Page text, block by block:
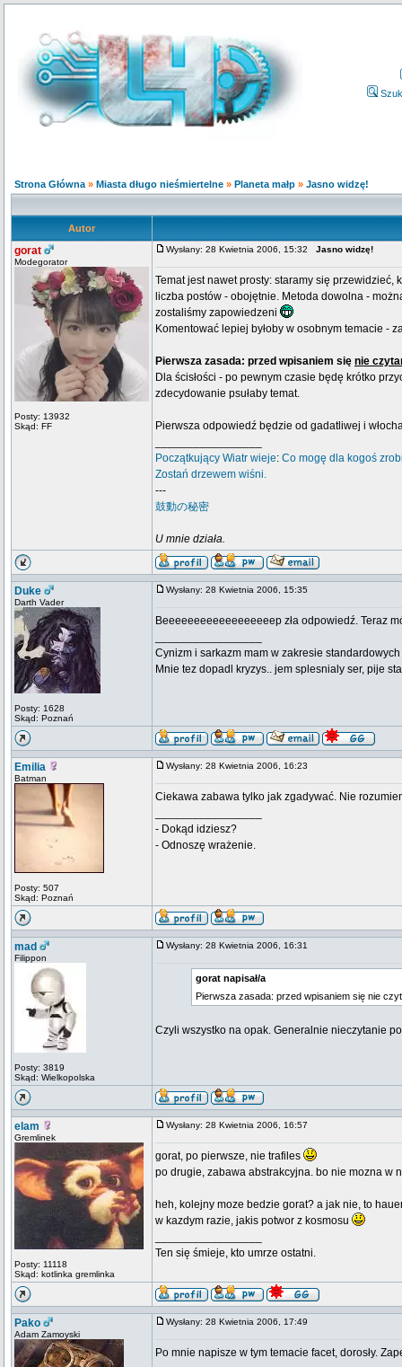
Strona Główna » Miasta długo nieśmiertelne » Planeta małp » Jasno widzę!
Autor
gorat
Modegorator
Posty: 13932
Skąd: FF
Wysłany: 28 Kwietnia 2006, 15:32 Jasno widzę!
Temat jest nawet prosty: staramy się przewidzieć,
liczba postów - obojętnie. Metoda dowolna -
zostaliśmy zapowiedzeni
Komentować lepiej byłoby w osobnym temacie -
Pierwsza zasada: przed wpisaniem się nie
Dla ścisłości - po pewnym czasie będę krótko
zdecydowanie psułaby temat.
Pierwsza odpowiedź będzie od gadatliwej i
Początkujący Wiatr wieje: Co mogę dla kogoś
Zostań drzewem wiśni.
---
鼓動の秘密
U mnie działa.
Duke
Darth Vader
Posty: 1628
Skąd: Poznań
Wysłany: 28 Kwietnia 2006, 15:35
Beeeeeeeeeeeeeeeeeep zła odpowiedź. Teraz
Cynizm i sarkazm mam w zakresie
Mnie tez dopadl kryzys.. jem splesnialy ser, pije
Emilia
Batman
Posty: 507
Skąd: Poznań
Wysłany: 28 Kwietnia 2006, 16:23
Ciekawa zabawa tylko jak zgadywać. Nie
- Dokąd idziesz?
- Odnoszę wrażenie.
mad
Filippon
Posty: 3819
Skąd: Wielkopolska
Wysłany: 28 Kwietnia 2006, 16:31
gorat napisał/a
Pierwsza zasada: przed wpisaniem się nie
Czyli wszystko na opak. Generalnie nieczytanie
elam
Gremlinek
Posty: 11118
Skąd: kotlinka gremlinka
Wysłany: 28 Kwietnia 2006, 16:57
gorat, po pierwsze, nie trafiles
po drugie, zabawa abstrakcyjna. bo nie mozna w
heh, kolejny moze bedzie gorat? a jak nie, to
w kazdym razie, jakis potwor z kosmosu
Ten się śmieje, kto umrze ostatni.
Pako
Adam Zamoyski
Wysłany: 28 Kwietnia 2006, 17:49
Po mnie napisze w tym temacie facet, dorosły.